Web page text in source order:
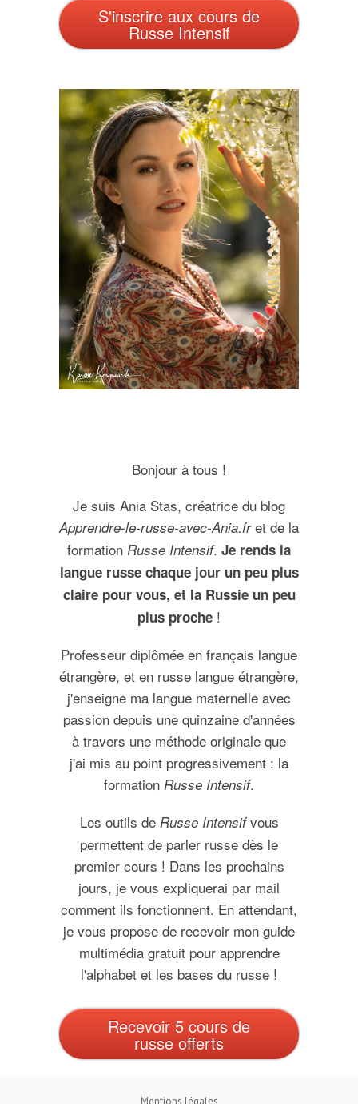
S'inscrire aux cours de
Russe Intensif
Bonjour à tous !
Je suis Ania Stas, créatrice du blog
Apprendre-le-russe-avec-Ania.fret de la
formation Russe Intensif. Je rends la
langue russe chaque jour un peu plus
claire pour vous, et la Russie un peu
plus proche !
Professeur diplômée en français langue
étrangère, et en russe langue étrangère,
j'enseigne ma langue maternelle avec
passion depuis une quinzaine d'années
à travers une méthode originale que
j'ai mis au point progressivement : la
formation Russe Intensif.
Les outils de Russe Intensifvous
permettent de parler russe dès le
premier cours ! Dans les prochains
jours, je vous expliquerai par mail
comment ils fonctionnent. En attendant,
je vous propose de recevoir mon guide
multimédia gratuit pour apprendre
l'alphabet et les bases du russe !
Recevoir 5 cours de
russe offerts
Mentions légales